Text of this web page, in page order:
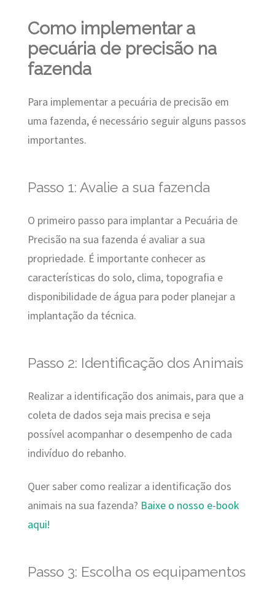
Como implementar a
pecuária de precisão na
fazenda
Para implementar a pecuária de precisão em
uma fazenda, é necessário seguir alguns passos
importantes.
Passo 1: Avalie a sua fazenda
O primeiro passo para implantar a Pecuária de
Precisão na sua fazenda é avaliar a sua
propriedade. É importante conhecer as
características do solo, clima, topografia e
disponibilidade de água para poder planejar a
implantação da técnica.
Passo 2: Identificação dos Animais
Realizar a identificação dos animais, para que a
coleta de dados seja mais precisa e seja
possível acompanhar o desempenho de cada
indivíduo do rebanho.
Quer saber como realizar a identificação dos
animais na sua fazenda? Baixe o nosso e-book
aqui!
Passo 3: Escolha os equipamentos